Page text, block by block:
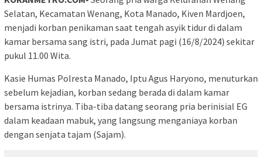
Selatan, Kecamatan Wenang, Kota Manado, Kiven Mardjoen,
menjadi korban penikaman saat tengah asyik tidur di dalam
kamar bersama sang istri, pada Jumat pagi (16/8/2024) sekitar
pukul 11.00 Wita.
Kasie Humas Polresta Manado, Iptu Agus Haryono, menuturkan
sebelum kejadian, korban sedang berada di dalam kamar
bersama istrinya. Tiba-tiba datang seorang pria berinisial EG
dalam keadaan mabuk, yang langsung menganiaya korban
dengan senjata tajam (Sajam).